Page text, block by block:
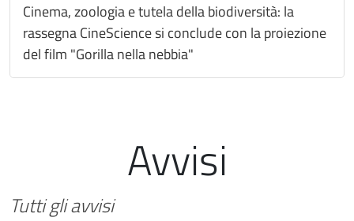
Cinema, zoologia e tutela della biodiversità: la
rassegna CineScience si conclude con la proiezione
del film "Gorilla nella nebbia"
Avvisi
Tutti gli avvisi